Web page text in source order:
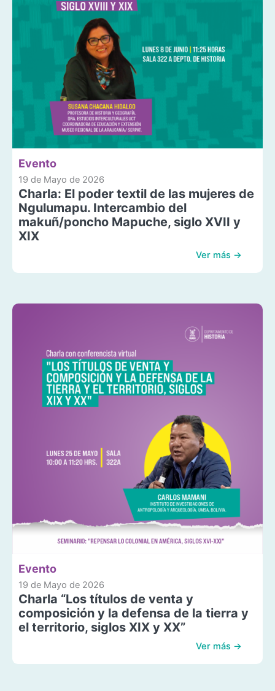
Evento
19 de Mayo de 2026
Charla: El poder textil de las mujeres de
Ngulumapu. Intercambio del
makuñ/poncho Mapuche, siglo XVII y
XIX
Ver más →
Evento
19 de Mayo de 2026
Charla “Los títulos de venta y
composición y la defensa de la tierra y
el territorio, siglos XIX y XX”
Ver más →